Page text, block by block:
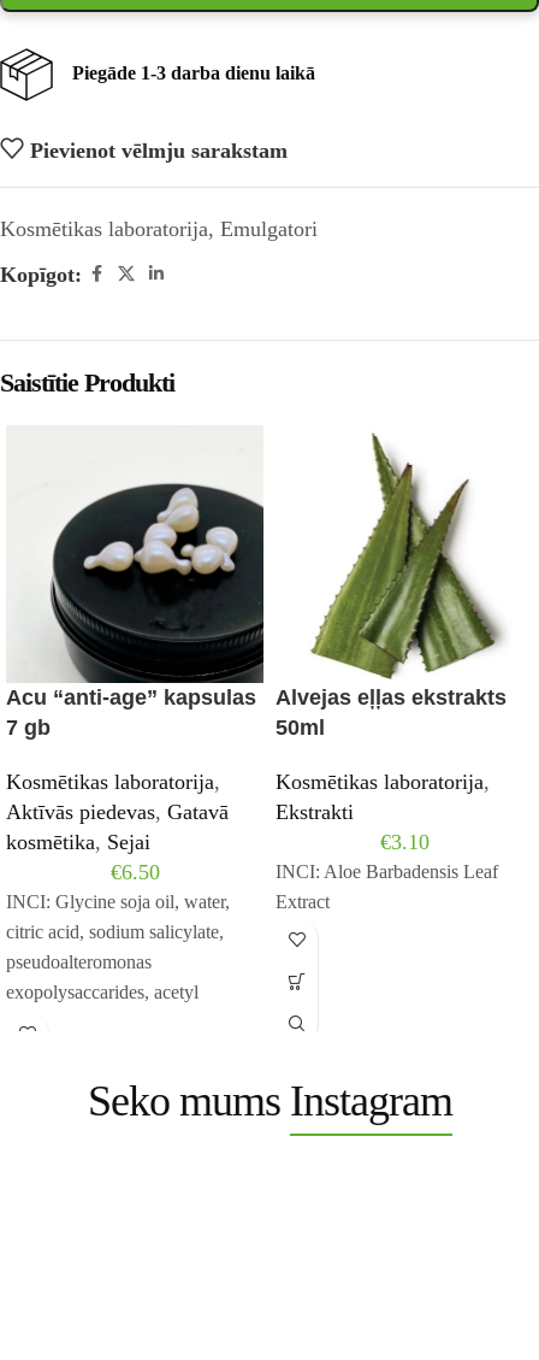
Piegāde 1-3 darba dienu laikā
Pievienot vēlmju sarakstam
Kosmētikas laboratorija, Emulgatori
Kopīgot:
Saistītie Produkti
Acu “anti-age” kapsulas
7 gb
Kosmētikas laboratorija,
Aktīvās piedevas, Gatavā
kosmētika, Sejai
€6.50
INCI: Glycine soja oil, water,
citric acid, sodium salicylate,
pseudoalteromonas
exopolysaccarides, acetyl
tetrapeptide-5, acetyl
Alvejas eļļas ekstrakts
50ml
Kosmētikas laboratorija,
Ekstrakti
€3.10
INCI: Aloe Barbadensis Leaf
Extract
Seko mums Instagram